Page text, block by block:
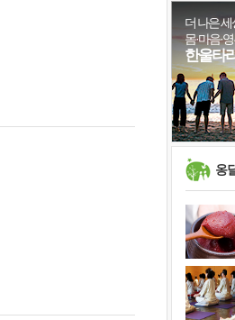
꿈이
'말
졸업식
보고 싶
못된
거울 속
#계획
#
#명상
#
#바이러
#독서캠
#희망
더 나은
몸·마음·
한울타
옹